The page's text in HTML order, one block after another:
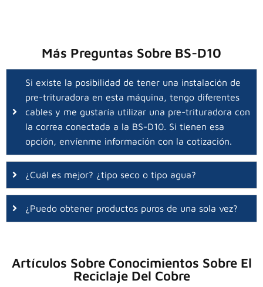
Más Preguntas Sobre BS-D10
Si existe la posibilidad de tener una instalación de
pre-trituradora en esta máquina, tengo diferentes
cables y me gustaría utilizar una pre-trituradora con
la correa conectada a la BS-D10. Si tienen esa
opción, envíenme información con la cotización.
¿Cuál es mejor? ¿tipo seco o tipo agua?
¿Puedo obtener productos puros de una sola vez?
Artículos Sobre Conocimientos Sobre El
Reciclaje Del Cobre